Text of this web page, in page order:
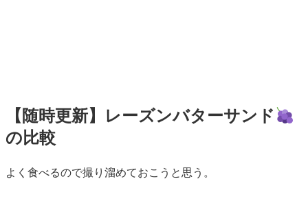
【随時更新】レーズンバターサンド
の比較
標
よく食べるので撮り溜めておこうと思う。